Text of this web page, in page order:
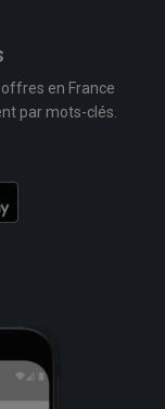
en France
par mots-clés.